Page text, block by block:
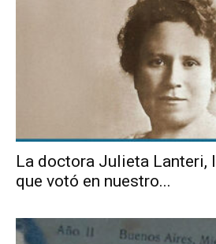
La doctora Julieta Lanteri,
que votó en nuestro...